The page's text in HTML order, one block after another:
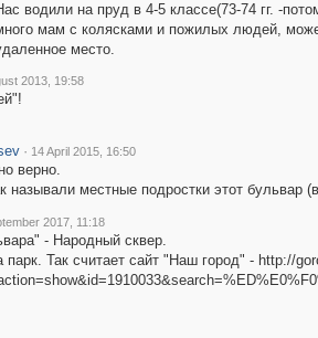
водили на пруд в 4-5 классе(73-74 гг. -
мам с колясками и пожилых людей,
место.
2013, 19:58
· 14 April 2015, 16:50
верно.
называли местные подростки этот бульвар
2017, 11:18
- Народный сквер.
парк. Так считает сайт "Наш город" - http://